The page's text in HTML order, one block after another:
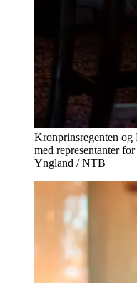
Kronprinsregenten
med representanter
Yngland / NTB